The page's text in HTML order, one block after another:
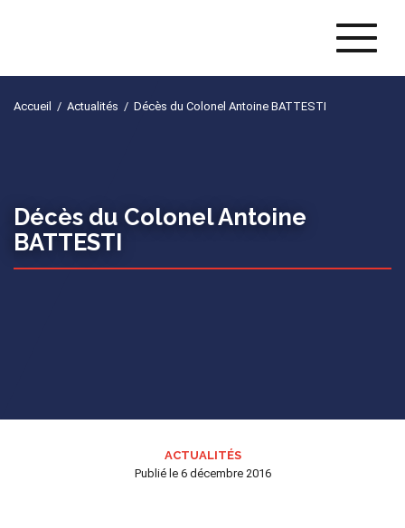
Accueil / Actualités / Décès du Colonel Antoine BATTESTI
Décès du Colonel Antoine
BATTESTI
ACTUALITÉS
Publié le 6 décembre 2016